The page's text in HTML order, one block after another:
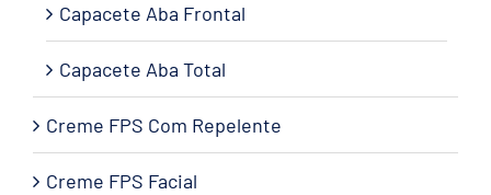
Capacete Aba Frontal
Capacete Aba Total
Creme FPS Com Repelente
Creme FPS Facial